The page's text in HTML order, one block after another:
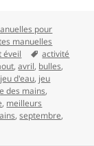
pour
manuelles
éveil
Mots-
clés
activité
,avril, bulles,
jeu d'eau, jeu
des mains,
, meilleurs
,septembre,